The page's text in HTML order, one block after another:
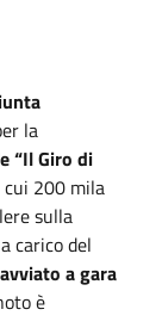
la
“Il Giro di
cui 200 mila
sulla
carico del
avviato a gara
è